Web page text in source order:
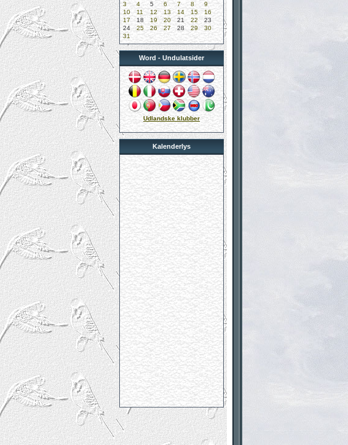
DUK-Undulatklubben
Didier Mervilde
3
4 5 6 7 8
9
10
11 12 13 14 15
16
17
18 19 20 21 22
23
24
25 26 27 28 29
30
31
Word - Undulatsider
Udlandske klubber
Kalenderlys